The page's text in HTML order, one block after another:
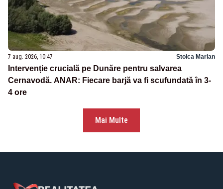
7 aug. 2026, 10:47 Stoica Marian
Intervenție crucială pe Dunăre pentru salvarea
Cernavodă. ANAR: Fiecare barjă va fi scufundată în 3-
4 ore
Mai Multe